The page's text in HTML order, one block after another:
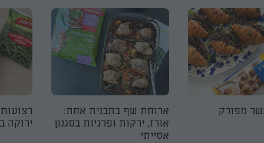
מפורק
ארוחת שף בתבנית אחת:
אורז, ירקות ופרגיות בסגנון
אסייתי
ירוקה